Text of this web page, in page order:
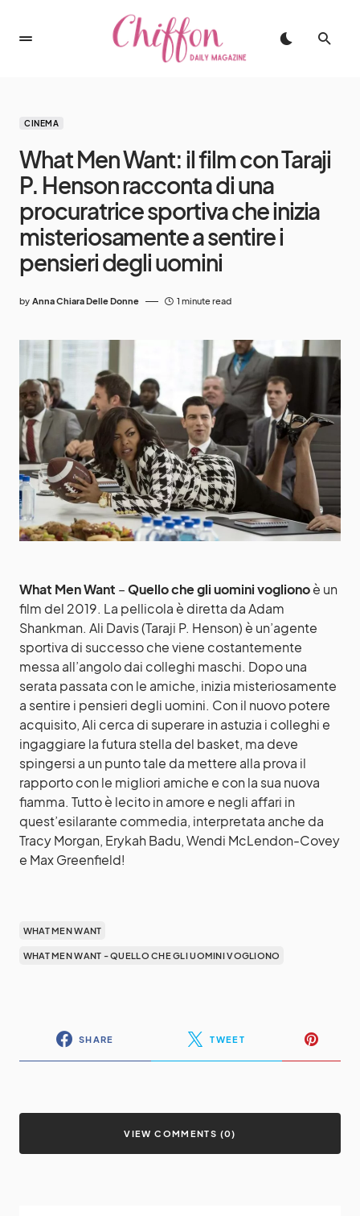
CINEMA
What Men Want: il film con Taraji
P. Henson racconta di una
procuratrice sportiva che inizia
misteriosamente a sentire i
pensieri degli uomini
by Anna Chiara Delle Donne 1 minute read
What Men Want –Quello che gli uomini voglionoè un
film del 2019. La pellicola è diretta da Adam
Shankman. Ali Davis (Taraji P. Henson) è un’agente
sportiva di successo che viene costantemente
messa all’angolo dai colleghi maschi. Dopo una
serata passata con le amiche, inizia misteriosamente
a sentire i pensieri degli uomini. Con il nuovo potere
acquisito, Ali cerca di superare in astuzia i colleghi e
ingaggiare la futura stella del basket, ma deve
spingersi a un punto tale da mettere alla prova il
rapporto con le migliori amiche e con la sua nuova
fiamma. Tutto è lecito in amore e negli affari in
quest’esilarante commedia, interpretata anche da
Tracy Morgan, Erykah Badu, Wendi McLendon-Covey
e Max Greenfield!
WHAT MEN WANT
WHAT MEN WANT - QUELLO CHE GLI UOMINI VOGLIONO
SHARE TWEET
VIEW COMMENTS (0)